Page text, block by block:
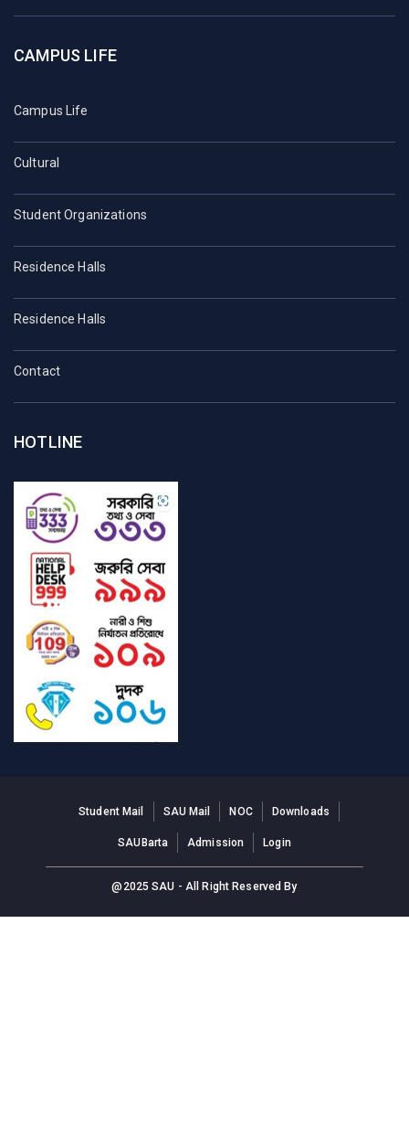
CAMPUS LIFE
Campus Life
Cultural
Student Organizations
Residence Halls
Residence Halls
Contact
HOTLINE
Student Mail SAU Mail NOC Downloads
SAUBarta Admission Login
@2025 SAU - All Right Reserved By